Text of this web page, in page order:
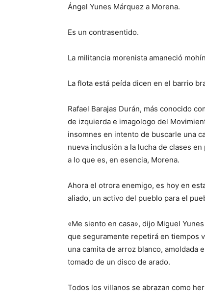
Ángel Yunes Márquez a Morena.
Es un contrasentido.
La militancia morenista amaneció
La flota está peída dicen en el barrio
Rafael Barajas Durán, más conocido
de izquierda e imagologo del
insomnes en intento de buscarle una
nueva inclusión a la lucha de clases
a lo que es, en esencia, Morena.
Ahora el otrora enemigo, es hoy en
aliado, un activo del pueblo para el
«Me siento en casa», dijo Miguel
que seguramente repetirá en tiempos
una camita de arroz blanco, amoldada
tomado de un disco de arado.
Todos los villanos se abrazan como